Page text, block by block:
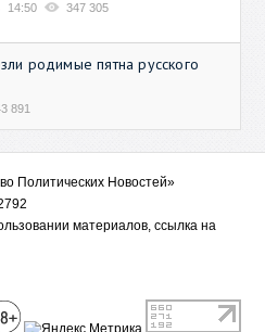
14:50 347 305
родимые пятна русского
891
Политических Новостей»
материалов, ссылка на